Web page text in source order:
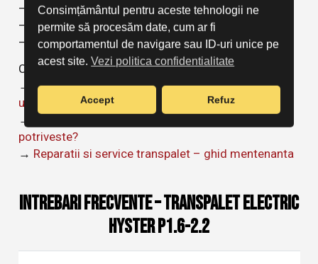
Consimțământul pentru aceste tehnologii ne
permite să procesăm date, cum ar fi
comportamentul de navigare sau ID-uri unice pe
acest site.Vezi politica confidentialitate
Accept Refuz
– Inchiriere pe termen scurt si lung
– Service autorizat Hyster
– Piese originale Hyster
Citeste si:
→
Liza electrica: Ghid complet pentru alegere si
utilizare
→
potriveste?
→ Reparatii si service transpalet – ghid mentenanta
Intrebari frecvente – Transpalet Electric
Hyster P1.6-2.2